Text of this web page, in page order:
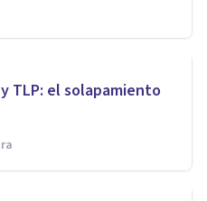
TLP: el solapamiento